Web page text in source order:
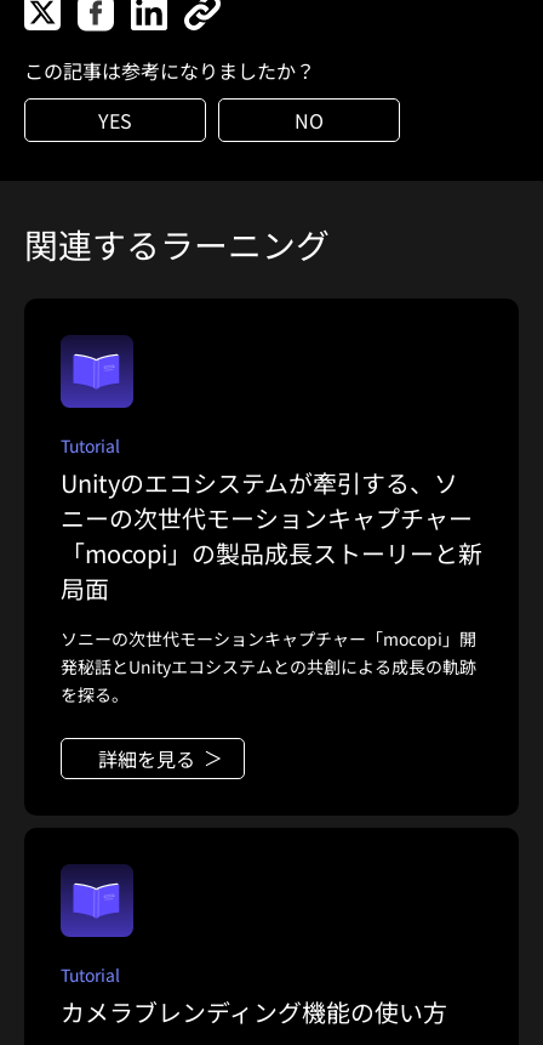
この記事は参考になりましたか？
YES
NO
関連するラーニング
Tutorial
Unityのエコシステムが牽引する、ソ
ニーの次世代モーションキャプチャー
「mocopi」の製品成長ストーリーと新
局面
ソニーの次世代モーションキャプチャー「mocopi」開
発秘話とUnityエコシステムとの共創による成長の軌跡
を探る。
詳細を見る
Tutorial
カメラブレンディング機能の使い方